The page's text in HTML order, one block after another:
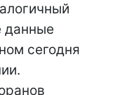
данные
сегодня